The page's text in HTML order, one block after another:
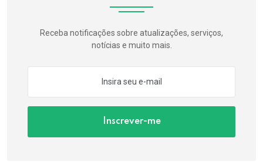
Receba notificações sobre atualizações, serviços,
notícias e muito mais.
Inscrever-me